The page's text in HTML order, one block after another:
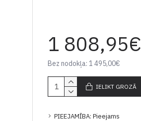
PIEEJAMĪBA: Pieejams
1 808,95€
Bez nodokļa: 1 495,00€
IELIKT GROZĀ